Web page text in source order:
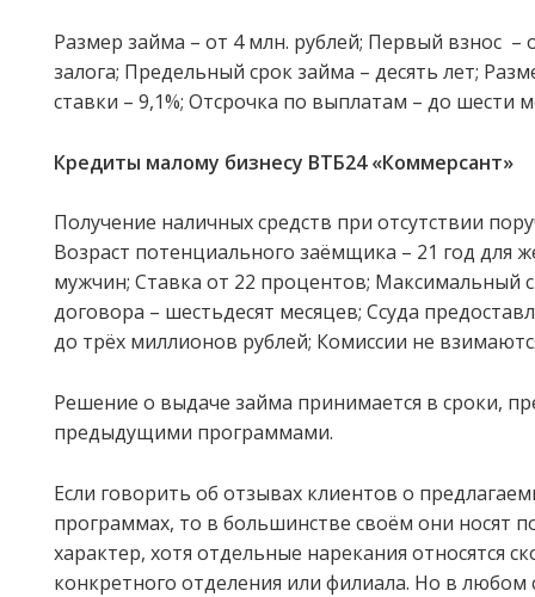
Размер займа – от 4 млн. рублей; Первый взнос –
залога; Предельный срок займа – десять лет;
ставки – 9,1%; Отсрочка по выплатам – до шести
Кредиты малому бизнесу ВТБ24 «Коммерсант»
Получение наличных средств при отсутствии
Возраст потенциального заёмщика – 21 год для
мужчин; Ставка от 22 процентов; Максимальный
договора – шестьдесят месяцев; Ссуда
до трёх миллионов рублей; Комиссии не
Решение о выдаче займа принимается в сроки,
предыдущими программами.
Если говорить об отзывах клиентов о
программах, то в большинстве своём они носят
характер, хотя отдельные нарекания относятся
конкретного отделения или филиала. Но в любом